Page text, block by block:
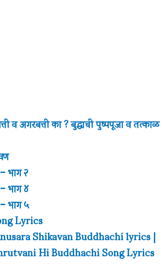
व अगरबत्ती का ? बुद्धाची पुष्पपूजा व तत्काळ
भाग २
भाग ४
भाग ५
Lyrics
Shikavan Buddhachi lyrics |
Hi Buddhachi Song Lyrics